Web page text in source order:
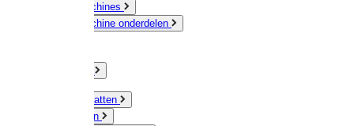
Scheermachines
Scheermachine onderdelen
Muizen / Ratten
Drukspuiten